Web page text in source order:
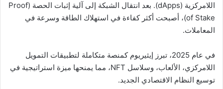
اللامركزية (dApps). بعد انتقال الشبكة إلى آلية إثبات الحصة (Proof
of Stake)، أصبحت أكثر كفاءة في استهلاك الطاقة وسرعة في
المعاملات.
في عام 2025، تبرز إيثيريوم كمنصة متكاملة لتطبيقات التمويل
اللامركزي، الألعاب، وسلاسل NFT، مما يمنحها ميزة استراتيجية في
توسيع النظام الاقتصادي الجديد.